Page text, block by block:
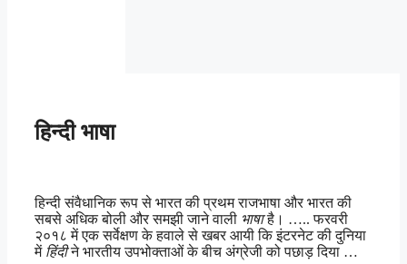
हिन्दी भाषा
हिन्दी संवैधानिक रूप से भारत की प्रथम राजभाषा और भारत की
सबसे अधिक बोली और समझी जाने वाली भाषाहै। ….. फरवरी
२०१८ में एक सर्वेक्षण के हवाले से खबर आयी कि इंटरनेट की दुनिया
में हिंदीने भारतीय उपभोक्ताओं के बीच अंग्रेजी को पछाड़ दिया …